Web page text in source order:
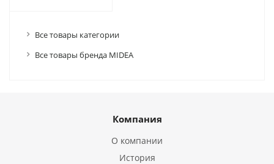
Все товары категории
Все товары бренда MIDEA
Компания
О компании
История